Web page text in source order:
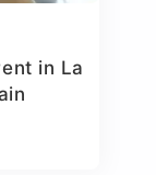
in La